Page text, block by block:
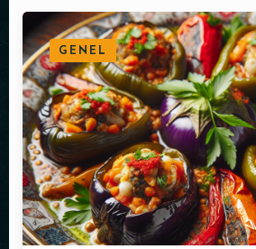
RESTAURANT MENÜMÜZ
PAKET SERVİS
HABERLER
İLETIŞIM
GENEL